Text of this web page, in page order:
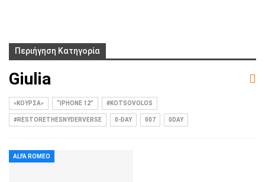
Περιήγηση Κατηγορία
Giulia
«ΚΟΎΡΣΑ» “IPHONE 12” #KOTSOVOLOS
#RESTORETHESNYDERVERSE 0-DAY 007 0DAY
ALFA ROMEO